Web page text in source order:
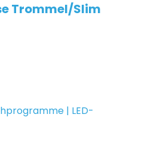
Trommel/Slim